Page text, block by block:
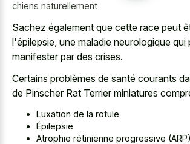
chiens naturellement
Sachez également que cette race peut
l'épilepsie, une maladie neurologique qui
manifester par des crises.
Certains problèmes de santé courants
de Pinscher Rat Terrier miniatures
Luxation de la rotule
Épilepsie
Atrophie rétinienne progressive (ARP)